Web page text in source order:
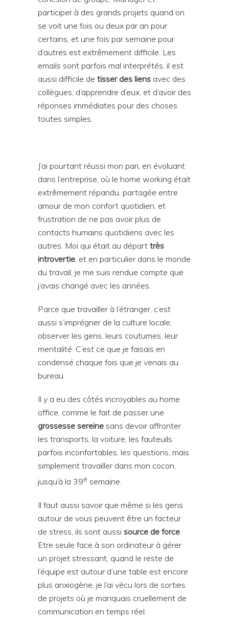
participer à des grands projets quand on
se voit une fois ou deux par an pour
certains, et une fois par semaine pour
d’autres est extrêmement difficile. Les
emails sont parfois mal interprétés, il est
aussi difficile de tisser des liens avec des
collègues, d’apprendre d’eux, et d’avoir des
réponses immédiates pour des choses
toutes simples.
J’ai pourtant réussi mon pari, en évoluant
dans l’entreprise, où le home working était
extrêmement répandu, partagée entre
amour de mon confort quotidien, et
frustration de ne pas avoir plus de
contacts humains quotidiens avec les
autres. Moi qui était au départ très
introvertie, et en particulier dans le monde
du travail, je me suis rendue compte que
j’avais changé avec les années.
Parce que travailler à l’étranger, c’est
aussi s’imprégner de la culture locale,
observer les gens, leurs coutumes, leur
mentalité. C’est ce que je faisais en
condensé chaque fois que je venais au
bureau.
Il y a eu des côtés incroyables au home
office, comme le fait de passer une
grossesse sereine sans devoir affronter
les transports, la voiture, les fauteuils
parfois inconfortables, les questions, mais
simplement travailler dans mon cocon,
jusqu’à la 39e semaine.
Il faut aussi savoir que même si les gens
autour de vous peuvent être un facteur
de stress, ils sont aussi source de force.
Etre seule face à son ordinateur à gérer
un projet stressant, quand le reste de
l’équipe est autour d’une table est encore
plus anxiogène, je l’ai vécu lors de sorties
de projets où je manquais cruellement de
communication en temps réel.